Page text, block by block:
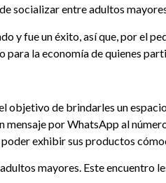
socializar entre adultos
y fue un éxito, así que, por el
para la economía de quienes
objetivo de brindarles un
mensaje por WhatsApp al
poder exhibir sus productos
mayores. Este encuentro